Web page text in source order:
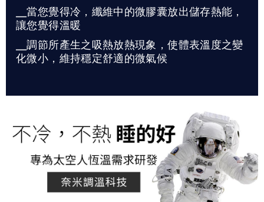
╴當您覺得冷，纖維中的微膠囊放出儲存熱能，
讓您覺得溫暖
╴調節所產生之吸熱放熱現象，使體表溫度之變
化微小，維持穩定舒適的微氣候